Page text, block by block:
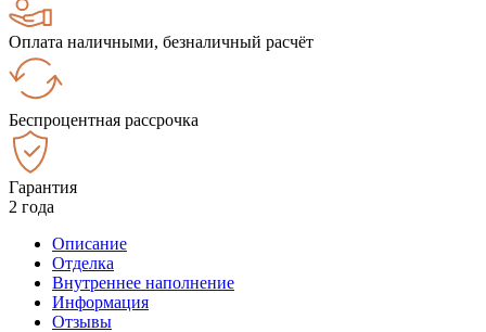
Оплата наличными, безналичный расчёт
Беспроцентная рассрочка
Гарантия
2 года
Описание
Отделка
Внутреннее наполнение
Информация
Отзывы